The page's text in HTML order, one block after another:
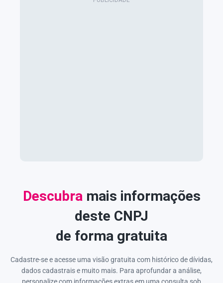
Descubra mais informações
deste CNPJ
de forma gratuita
Cadastre-se e acesse uma visão gratuita com histórico de dívidas,
dados cadastrais e muito mais. Para aprofundar a análise,
personalize com informações extras em uma consulta sob